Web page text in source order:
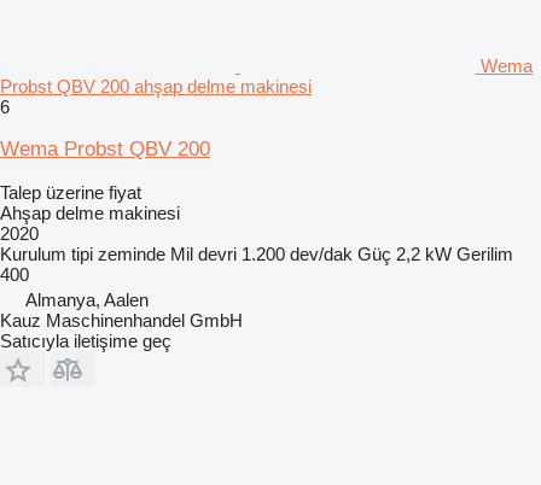
Wema
Probst QBV 200 ahşap delme makinesi
6
Wema Probst QBV 200
Talep üzerine fiyat
Ahşap delme makinesi
2020
Kurulum tipi zeminde Mil devri 1.200 dev/dak Güç 2,2 kW Gerilim
400
Almanya, Aalen
Kauz Maschinenhandel GmbH
Satıcıyla iletişime geç